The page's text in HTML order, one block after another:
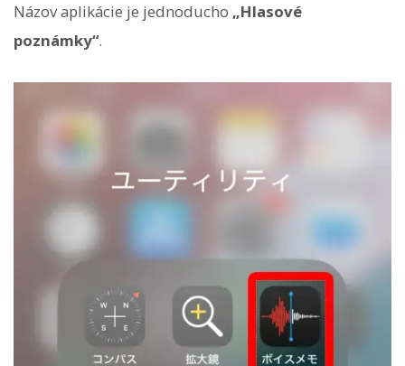
Názov aplikácie je jednoducho „Hlasové
poznámky“.